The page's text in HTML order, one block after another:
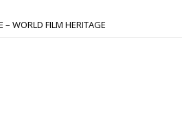
– WORLD FILM HERITAGE